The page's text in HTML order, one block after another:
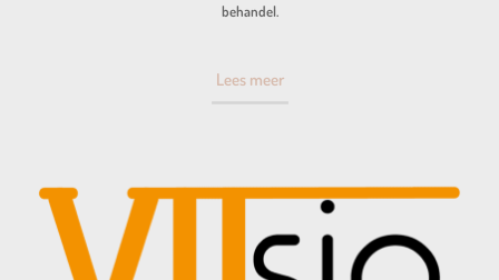
behandel.
Lees meer